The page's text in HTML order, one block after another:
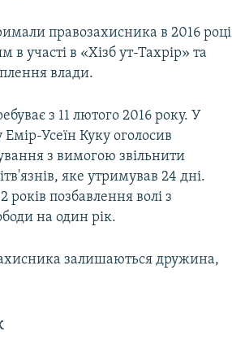
правозахисника в 2016 році
в участі в «Хізб ут-Тахрір» та
влади.
з 11 лютого 2016 року. У
Емір-Усеїн Куку оголосив
з вимогою звільнити
яке утримував 24 дні.
років позбавлення волі з
на один рік.
залишаються дружина,